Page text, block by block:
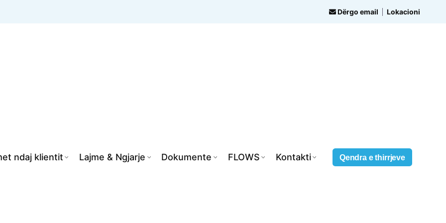
Lokacioni
Dërgo email
ndaj klientit Lajme & Ngjarje Dokumente FLOWS Kontakti Qendra e thirrjeve